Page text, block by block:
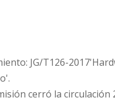
JG/T126-
cerró la